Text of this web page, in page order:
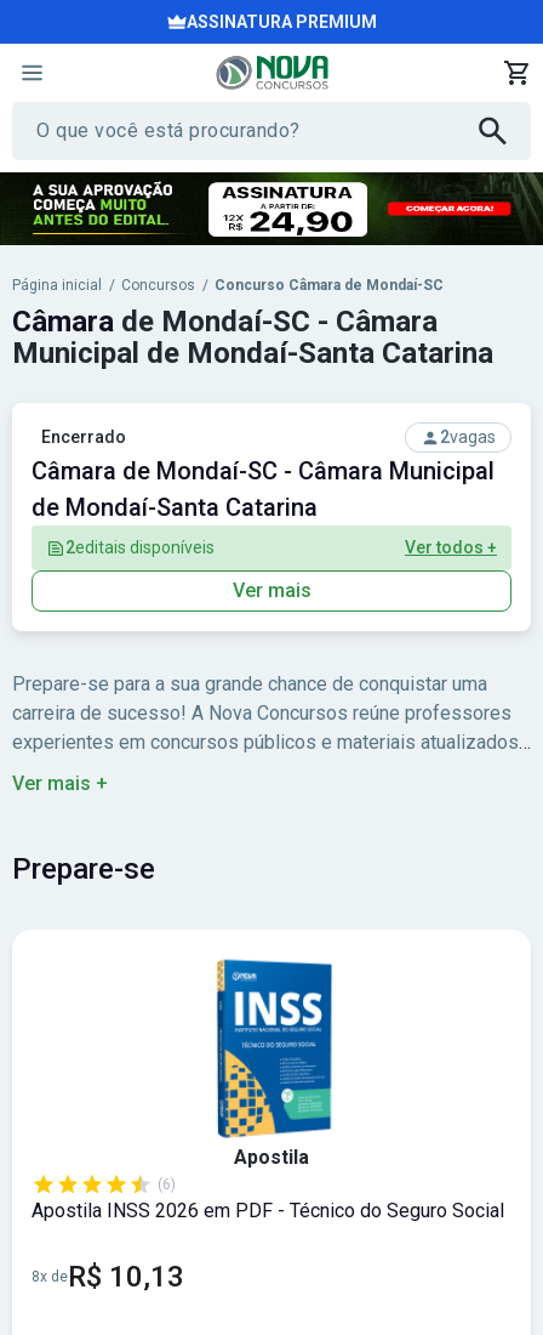
ASSINATURA PREMIUM
Página inicial / Concursos / Concurso Câmara de Mondaí-SC
Encerrado 2vagas
Câmara de Mondaí-SC - Câmara Municipal
de Mondaí-Santa Catarina
2editais disponíveis Ver todos +
Ver mais
Câmara de Mondaí-SC - Câmara
Municipal de Mondaí-Santa Catarina
Prepare-se para a sua grande chance de conquistar uma
carreira de sucesso! A Nova Concursos reúne professores
experientes em concursos públicos e materiais atualizados
para você estudar com foco no edital.
Ver mais +
Prepare-se
Apostila
(6)
Apostila INSS 2026 em PDF - Técnico do Seguro Social
8x deR$ 10,13